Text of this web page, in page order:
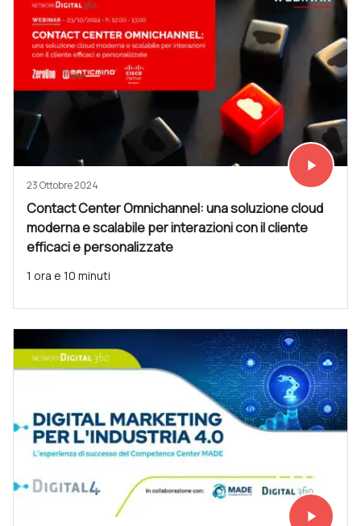
Vedi subito
play_arrow
23 Ottobre 2024
Contact Center Omnichannel: una soluzione cloud
moderna e scalabile per interazioni con il cliente
efficaci e personalizzate
1 ora e 10 minuti
Vedi subito
play_arrow